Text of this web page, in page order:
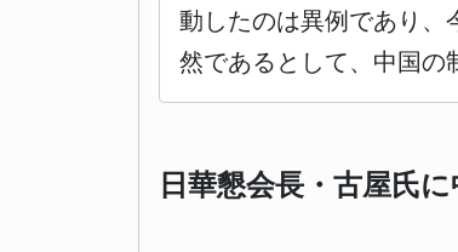
動したのは異例であり
然であるとして、中国の
日華懇会長・古屋氏